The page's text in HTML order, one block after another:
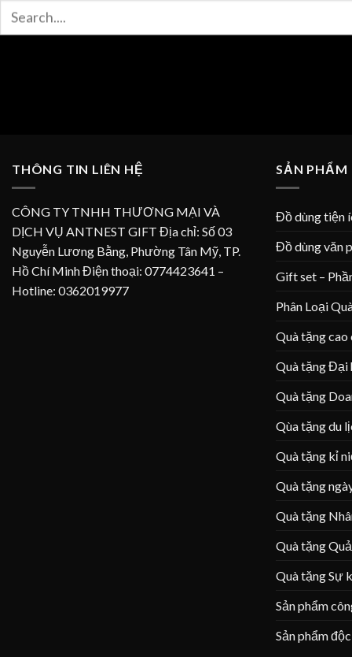
Tìm
THÔNG TIN LIÊN HỆ
CÔNG TY TNHH THƯƠNG MẠI VÀ
DỊCH VỤ ANTNEST GIFT Địa chỉ: Số 03
Nguyễn Lương Bằng, Phường Tân Mỹ, TP.
Hồ Chí Minh Điện thoại: 0774423641 –
Hotline: 0362019977
SẢN PHẨM
Đồ dùng tiện
Đồ dùng văn
Gift set –
Phân Loại
Quà tặng cao
Quà tặng Đại
Quà tặng
Qùa tặng du
Quà tặng kỉ
Quà tặng
Quà tặng
Quà tặng
Quà tặng Sự
Sản phẩm
Sản phẩm